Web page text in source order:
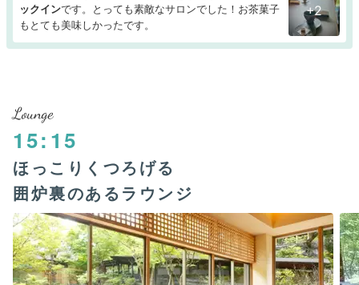
ックインです。とっても素敵なサロンでした！お茶菓子
もとても美味しかったです。
+2
Lounge
15:15
ほっこりくつろげる
囲炉裏のあるラウンジ